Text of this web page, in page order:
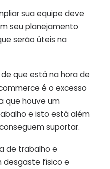
sua equipe deve
seu planejamento
serão úteis na
que está na hora de
é o excesso
que houve um
e isto está além
suportar.
de trabalho e
desgaste físico e